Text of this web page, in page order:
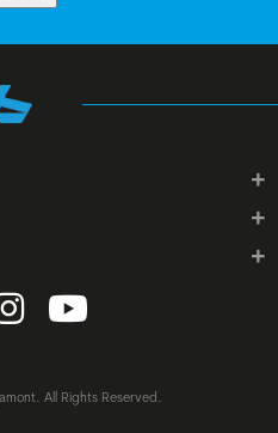
All Rights Reserved.